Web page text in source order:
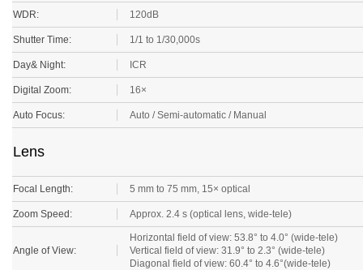
WDR: 120dB
Shutter Time: 1/1 to 1/30,000s
Day& Night: ICR
Digital Zoom: 16×
Auto Focus: Auto / Semi-automatic / Manual
Lens
Focal Length: 5 mm to 75 mm, 15× optical
Zoom Speed: Approx. 2.4 s (optical lens, wide-tele)
Angle of View:
Horizontal field of view: 53.8° to 4.0° (wide-tele)
Vertical field of view: 31.9° to 2.3° (wide-tele)
Diagonal field of view: 60.4° to 4.6°(wide-tele)